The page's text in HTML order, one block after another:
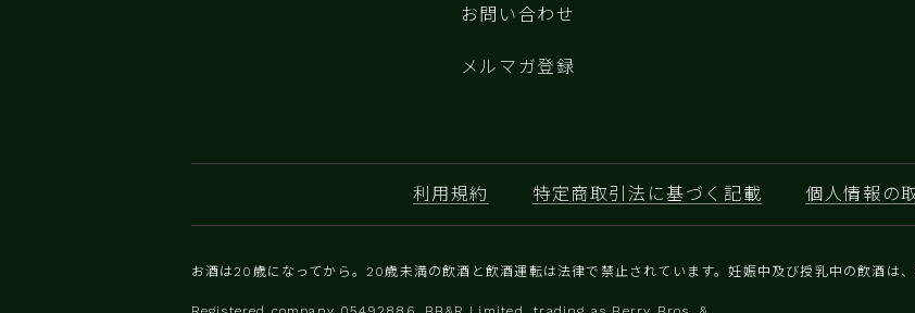
お問い合わせ
メルマガ登録
利用規約 特定商取引法に基づく記載 個人情報の
お酒は20歳になってから。20歳未満の飲酒と飲酒運転は法律で禁止されています。妊娠中及び授乳中の飲酒は